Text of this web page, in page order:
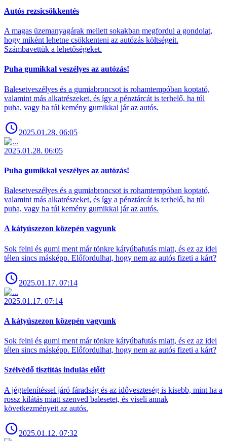
Autós rezsicsökkentés
A magas üzemanyagárak mellett sokakban megfordul a gondolat,
hogy miként lehetne csökkenteni az autózás költségeit.
Számbavettük a lehetőségeket.
Puha gumikkal veszélyes az autózás!
Balesetveszélyes és a gumiabroncsot is rohamtempóban koptató,
valamint más alkatrészeket, és így a pénztárcát is terhelő, ha túl
puha, vagy ha túl kemény gumikkal jár az autós.
2025.01.28. 06:05
2025.01.28. 06:05
Puha gumikkal veszélyes az autózás!
Balesetveszélyes és a gumiabroncsot is rohamtempóban koptató,
valamint más alkatrészeket, és így a pénztárcát is terhelő, ha túl
puha, vagy ha túl kemény gumikkal jár az autós.
A kátyúszezon közepén vagyunk
Sok felni és gumi ment már tönkre kátyúbafutás miatt, és ez az idei
télen sincs másképp. Előfordulhat, hogy nem az autós fizeti a kárt?
2025.01.17. 07:14
2025.01.17. 07:14
A kátyúszezon közepén vagyunk
Sok felni és gumi ment már tönkre kátyúbafutás miatt, és ez az idei
télen sincs másképp. Előfordulhat, hogy nem az autós fizeti a kárt?
Szélvédő tisztítás indulás előtt
A jégtelenítéssel járó fáradság és az időveszteség is kisebb, mint ha a
rossz kilátás miatt szenved balesetet, és viseli annak
következményeit az autós.
2025.01.12. 07:32